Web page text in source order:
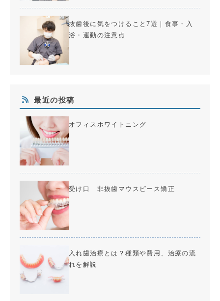
抜歯後に気をつけること7選｜食事・入
浴・運動の注意点
最近の投稿
オフィスホワイトニング
受け口 非抜歯マウスピース矯正
入れ歯治療とは？種類や費用、治療の流
れを解説